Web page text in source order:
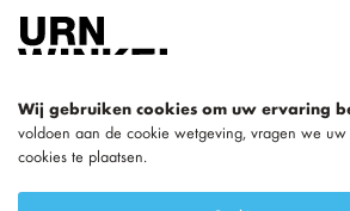
Wij gebruiken cookies om uw ervaring
voldoen aan de cookie wetgeving, vragen we uw
cookies te plaatsen.